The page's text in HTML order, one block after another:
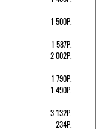
1 500Р.
1 587Р.
2 002Р.
1 790Р.
1 490Р.
3 132Р.
234Р.